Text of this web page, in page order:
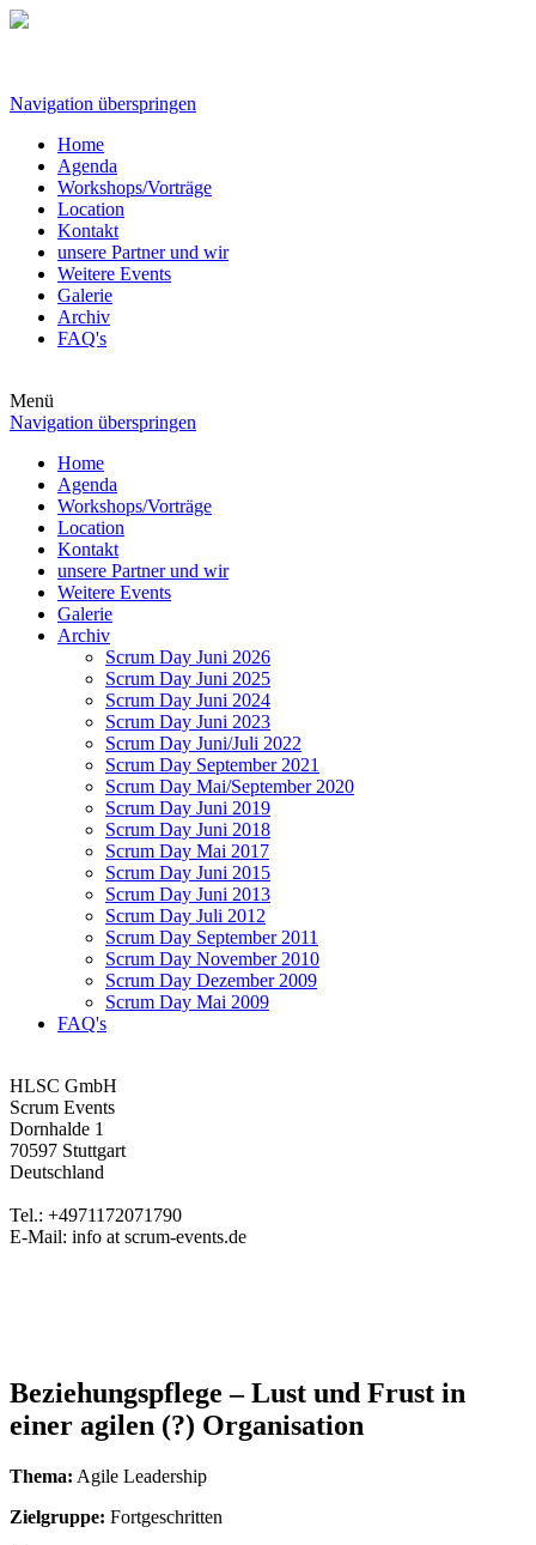
Navigation überspringen
Home
Agenda
Workshops/Vorträge
Location
Kontakt
unsere Partner und wir
Weitere Events
Galerie
Archiv
FAQ's
Menü
Navigation überspringen
Home
Agenda
Workshops/Vorträge
Location
Kontakt
unsere Partner und wir
Weitere Events
Galerie
Archiv
Scrum Day Juni 2026
Scrum Day Juni 2025
Scrum Day Juni 2024
Scrum Day Juni 2023
Scrum Day Juni/Juli 2022
Scrum Day September 2021
Scrum Day Mai/September 2020
Scrum Day Juni 2019
Scrum Day Juni 2018
Scrum Day Mai 2017
Scrum Day Juni 2015
Scrum Day Juni 2013
Scrum Day Juli 2012
Scrum Day September 2011
Scrum Day November 2010
Scrum Day Dezember 2009
Scrum Day Mai 2009
FAQ's
HLSC GmbH
Scrum Events
Dornhalde 1
70597 Stuttgart
Deutschland
Tel.: +4971172071790
E-Mail: info at scrum-events.de
Beziehungspflege – Lust und Frust in
einer agilen (?) Organisation
Thema: Agile Leadership
Zielgruppe: Fortgeschritten